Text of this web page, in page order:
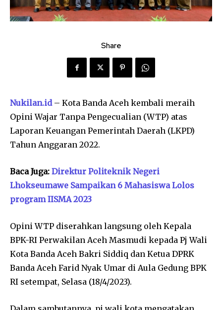
Share
Nukilan.id– Kota Banda Aceh kembali meraih
Opini Wajar Tanpa Pengecualian (WTP) atas
Laporan Keuangan Pemerintah Daerah (LKPD)
Tahun Anggaran 2022.
Baca Juga: Direktur Politeknik Negeri
Lhokseumawe Sampaikan 6 Mahasiswa Lolos
program IISMA 2023
Opini WTP diserahkan langsung oleh Kepala
BPK-RI Perwakilan Aceh Masmudi kepada Pj Wali
Kota Banda Aceh Bakri Siddiq dan Ketua DPRK
Banda Aceh Farid Nyak Umar di Aula Gedung BPK
RI setempat, Selasa (18/4/2023).